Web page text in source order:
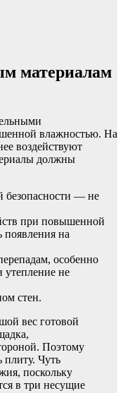
материалам
влажностью. На
воздействуют
должны
безопасности — не
при повышенной
появления на
особенно
утепление не
стен.
вес готовой
Поэтому
Чуть
поскольку
в три несущие